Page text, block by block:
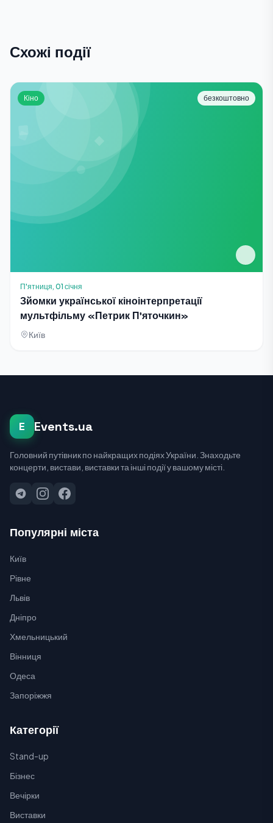
Схожі події
Кіно безкоштовно
П'ятниця, 01 січня
Зйомки української кіноінтерпретації
мультфільму «Петрик П’яточкин»
Київ
E Events.ua
Головний путівник по найкращих подіях України. Знаходьте
концерти, вистави, виставки та інші події у вашому місті.
Популярні міста
Київ
Рівне
Львів
Дніпро
Хмельницький
Вінниця
Одеса
Запоріжжя
Категорії
Stand-up
Бізнес
Вечірки
Виставки